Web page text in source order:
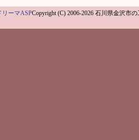
リーマASPCopyright (C) 2006-2026 石川県金沢市